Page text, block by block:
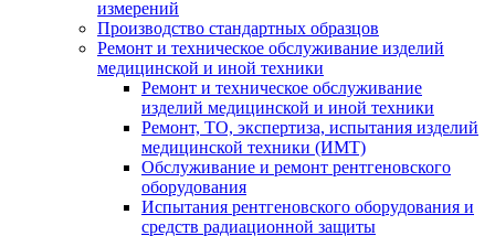
измерений
Производство стандартных образцов
Ремонт и техническое обслуживание изделий
медицинской и иной техники
Ремонт и техническое обслуживание
изделий медицинской и иной техники
Ремонт, ТО, экспертиза, испытания изделий
медицинской техники (ИМТ)
Обслуживание и ремонт рентгеновского
оборудования
Испытания рентгеновского оборудования и
средств радиационной защиты